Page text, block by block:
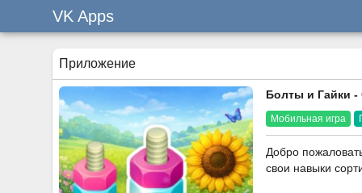
VK Apps
Приложение
Болты и Гайки -
Мобильная игра
Добро
свои навыки